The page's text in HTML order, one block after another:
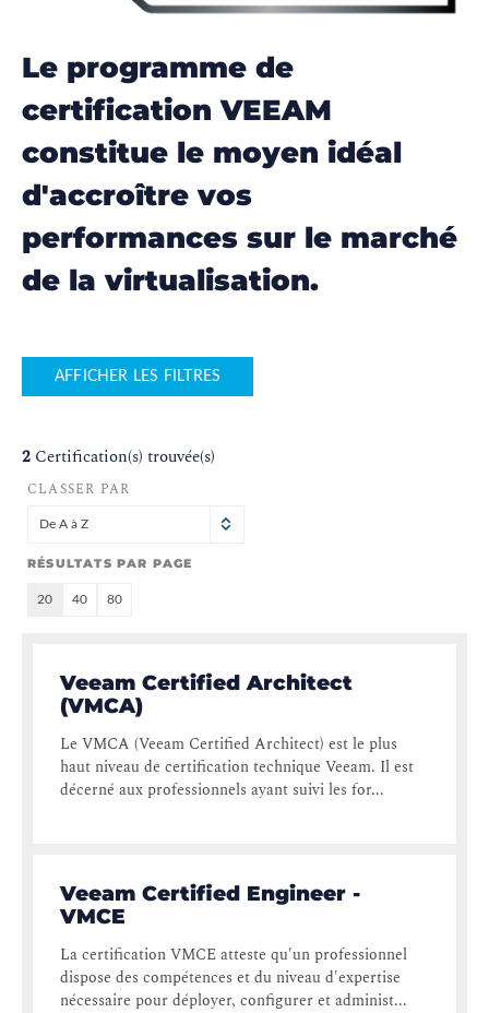
Le programme de
certification VEEAM
constitue le moyen idéal
d'accroître vos
performances sur le marché
de la virtualisation.
AFFICHER LES FILTRES
2 Certification(s) trouvée(s)
CLASSER PAR
De A à Z
RÉSULTATS PAR PAGE
20 40 80
Veeam Certified Architect
(VMCA)
Le VMCA (Veeam Certified Architect) est le plus
haut niveau de certification technique Veeam. Il est
décerné aux professionnels ayant suivi les for...
Veeam Certified Engineer -
VMCE
La certification VMCE atteste qu'un professionnel
dispose des compétences et du niveau d'expertise
nécessaire pour déployer, configurer et administ...